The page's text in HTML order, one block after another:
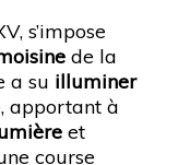
s’impose
de la
a su illuminer
apportant à
et
course